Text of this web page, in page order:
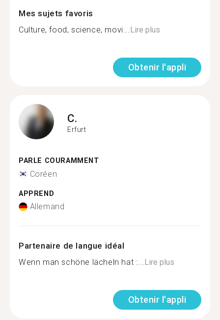
Mes sujets favoris
Culture, food, science, movi...Lire plus
Obtenir l'appli
C.
Erfurt
PARLE COURAMMENT
Coréen
APPREND
Allemand
Partenaire de langue idéal
Wenn man schöne lächeln hat :...Lire plus
Obtenir l'appli